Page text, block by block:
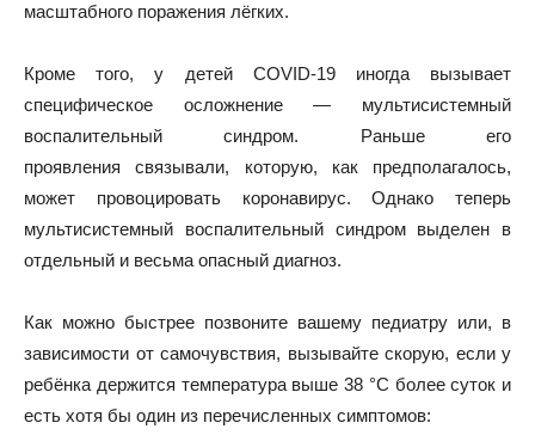
масштабного поражения лёгких.
Кроме того, у детей COVID-19 иногда вызывает
специфическое осложнение — мультисистемный
воспалительныйсиндром. Раньше его
проявлениясвязывали, которую, как предполагалось,
может провоцировать коронавирус. Однако теперь
мультисистемный воспалительный синдром выделен в
отдельный и весьма опасный диагноз.
Как можно быстрее позвоните вашему педиатру или, в
зависимости от самочувствия, вызывайте скорую, если у
ребёнка держится температура выше 38 °C болеесуток и
есть хотя бы один из перечисленных симптомов: